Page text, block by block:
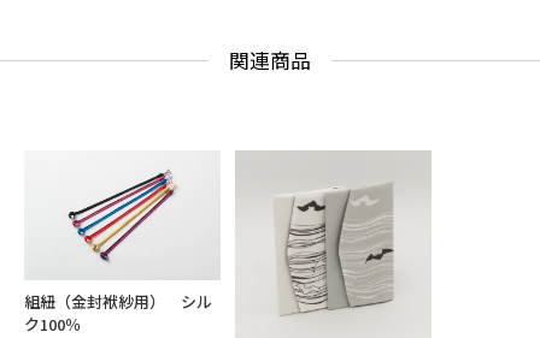
☆柄：9柄からお好きな柄をお選びください。
動物 ［鹿］［ふくろう］［こうもり］
花 ［椿］［松］［菊］
幾何学 ［氷割］［紗綾型］［格子］
関連商品
組紐（金封袱紗用） シル
ク100％